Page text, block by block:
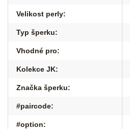
Velikost perly:
Typ šperku:
Vhodné pro:
Kolekce JK:
Značka šperku:
#paircode:
#option: